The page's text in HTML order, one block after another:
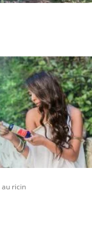
au ricin